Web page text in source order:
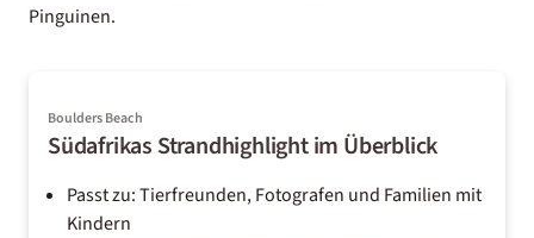
Pinguinen.
Boulders Beach
Südafrikas Strandhighlight im Überblick
Passt zu: Tierfreunden, Fotografen und Familien mit
Kindern